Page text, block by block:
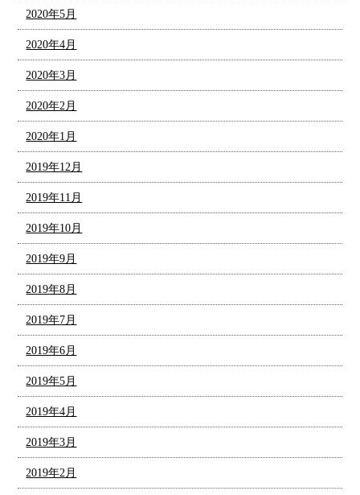
2020年5月
2020年4月
2020年3月
2020年2月
2020年1月
2019年12月
2019年11月
2019年10月
2019年9月
2019年8月
2019年7月
2019年6月
2019年5月
2019年4月
2019年3月
2019年2月